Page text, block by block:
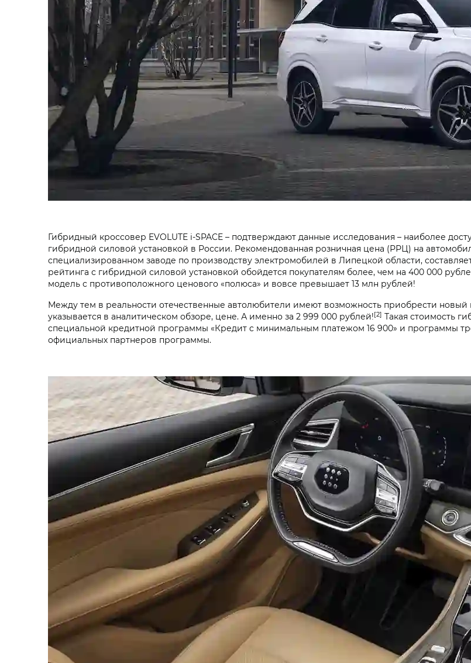
Гибридный кроссовер EVOLUTE i‑SPACE – подтверждают данные исследования – наиболее
гибридной силовой установкой в России. Рекомендованная розничная цена (РРЦ) на
специализированном заводе по производству электромобилей в Липецкой области,
рейтинга с гибридной силовой установкой обойдется покупателям более, чем на 400 000
модель с противоположного ценового «полюса» и вовсе превышает 13 млн рублей!
Между тем в реальности отечественные автолюбители имеют возможность приобрести новый
указывается в аналитическом обзоре, цене. А именно за 2 999 000 рублей![2] Такая стоимость
специальной кредитной программы «Кредит c минимальным платежом 16 900» и программы
официальных партнеров программы.